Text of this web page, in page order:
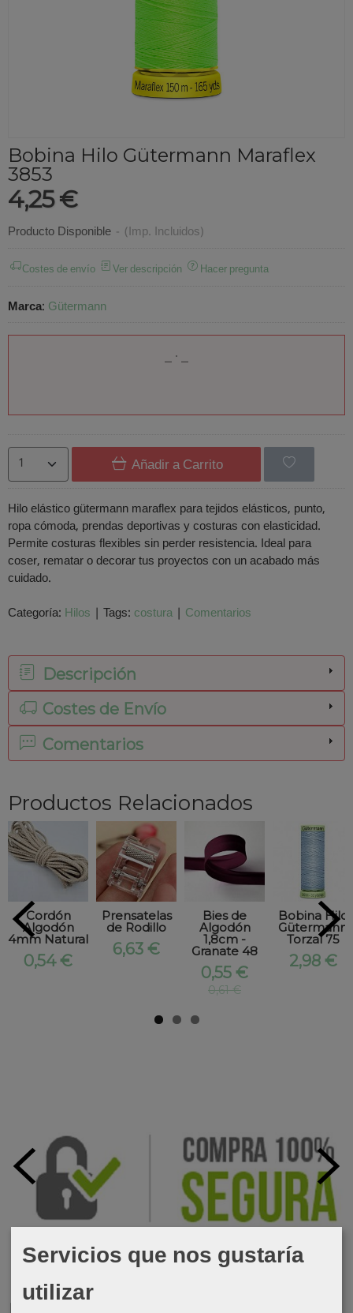
Bobina Hilo Gütermann Maraflex
3853
4,25 €
Producto Disponible - (Imp. Incluidos)
Costes de envío Ver descripción Hacer pregunta
Marca: Gütermann
Añadir a Carrito
Hilo elástico gütermann maraflex para tejidos elásticos, punto,
ropa cómoda, prendas deportivas y costuras con elasticidad.
Permite costuras flexibles sin perder resistencia. Ideal para
coser, rematar o decorar tus proyectos con un acabado más
cuidado.
Categoría: Hilos | Tags: costura | Comentarios
Descripción
Costes de Envío
Comentarios
Productos Relacionados
Cordón
Algodón
4mm Natural
0,54 €
Prensatelas
de Rodillo
6,63 €
Bies de
Algodón
1,8cm -
Granate 48
0,55 €
0,61 €
Bobina Hilo
Gütermann
Torzal 75
2,98 €
Servicios que nos gustaría
utilizar